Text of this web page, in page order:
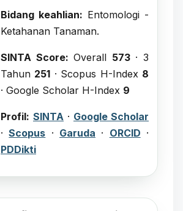
Bidang keahlian: Entomologi -
Ketahanan Tanaman.
SINTA Score: Overall 573· 3
Tahun 251 · Scopus H-Index 8
· Google Scholar H-Index 9
Profil: SINTA · Google Scholar
·Scopus · Garuda · ORCID ·
PDDikti